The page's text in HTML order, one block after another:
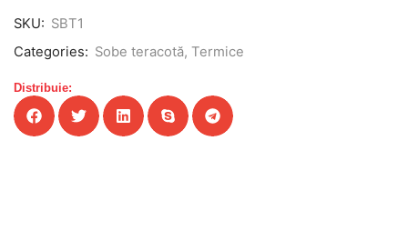
SKU: SBT1
Categories: Sobe teracotă, Termice
Distribuie: